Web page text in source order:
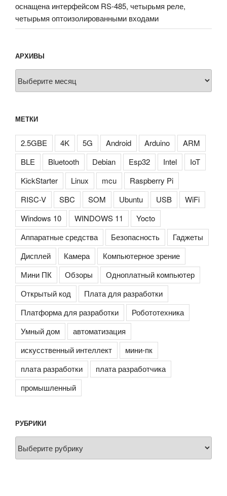
оснащена интерфейсом RS-485, четырьмя реле,
четырьмя оптоизолированными входами
АРХИВЫ
МЕТКИ
2.5GBE 4K 5G Android Arduino
ARM
BLE
Bluetooth Debian Esp32 Intel
IoT
KickStarter
Linux mcu
Raspberry Pi
RISC-V
SBC SOM Ubuntu USB
WiFi
Windows 10
WINDOWS 11
Yocto
Аппаратные средства
Безопасность
Гаджеты
Дисплей
Камера
Компьютерное зрение
Мини ПК
Обзоры
Одноплатный компьютер
Открытый код
Плата для разработки
Платформа для разработки
Робототехника
Умный дом
автоматизация
искусственный интеллект
мини-пк
плата разработки
плата разработчика
промышленный
РУБРИКИ